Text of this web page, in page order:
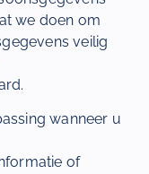
we doen om
veilig
wanneer u
of